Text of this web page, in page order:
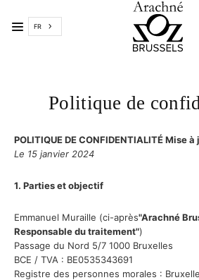
FR
Politique de
POLITIQUE DE CONFIDENTIALITÉ Mise à
Le 15 janvier 2024
1. Parties et objectif
Emmanuel Muraille (ci-après"Arachné
Responsable du traitement")
Passage du Nord 5/7 1000 Bruxelles
BCE / TVA : BE0535343691
Registre des personnes morales :